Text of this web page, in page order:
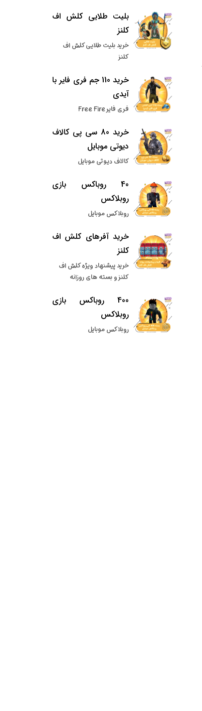
بلیت طلایی کلش اف
کلنز
خرید بلیت طلایی کلش اف
کلنز
خرید 110 جم فری فایر با
آیدی
فری فایر Free Fire
خرید 80 سی پی کالاف
دیوتی موبایل
کالاف دیوتی موبایل
40 روباکس بازی
روبلاکس
روبلاکس موبایل
خرید آفرهای کلش اف
کلنز
خرید پیشنهاد ویژه کلش اف
کلنز و بسته های روزانه
400 روباکس بازی
روبلاکس
روبلاکس موبایل